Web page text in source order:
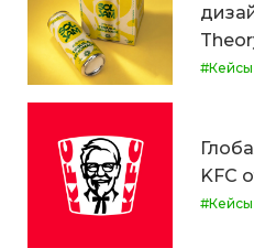
#Кейсы
KFC
#Кейсы